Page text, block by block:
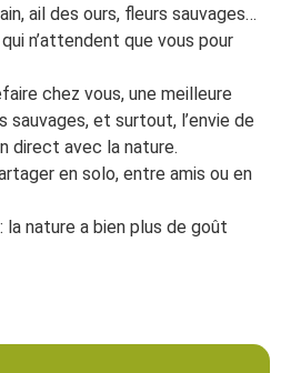
ail des ours, fleurs sauvages…
n’attendent que vous pour
chez vous, une meilleure
sauvages, et surtout, l’envie de
direct avec la nature.
en solo, entre amis ou en
la nature a bien plus de goût